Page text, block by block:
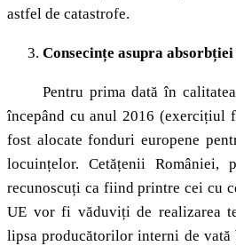
astfel de catastrofe.
Consecințe asupra
Pentru prima dată în calitatea
începând cu anul 2016 (exercițiul
fost alocate fonduri europene
locuințelor. Cetățenii României,
recunoscuți ca fiind printre cei cu
UE vor fi văduviți de realizarea
lipsa producătorilor interni de vată